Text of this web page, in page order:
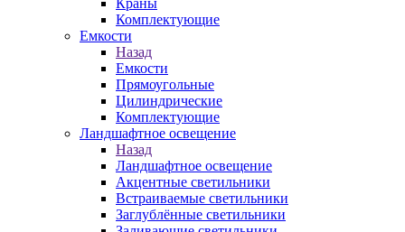
Краны
Комплектующие
Емкости
Назад
Емкости
Прямоугольные
Цилиндрические
Комплектующие
Ландшафтное освещение
Назад
Ландшафтное освещение
Акцентные светильники
Встраиваемые светильники
Заглублённые светильники